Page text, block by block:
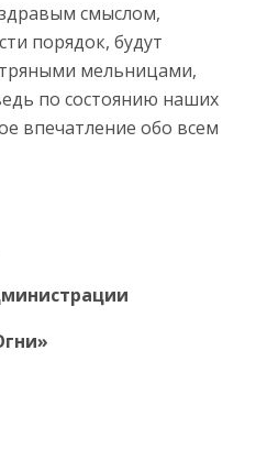
смыслом,
порядок, будут
мельницами,
по состоянию наших
впечатление обо всем